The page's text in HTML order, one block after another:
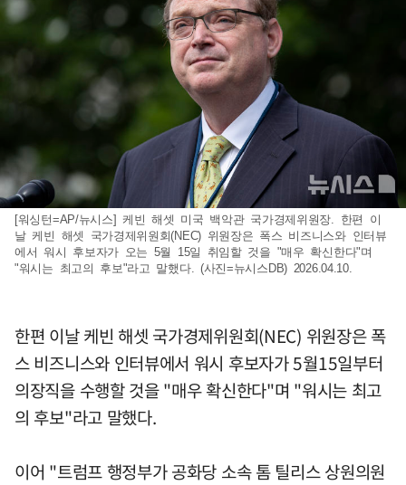
[워싱턴=AP/뉴시스] 케빈 해셋 미국 백악관 국가경제위원장. 한편 이
날 케빈 해셋 국가경제위원회(NEC) 위원장은 폭스 비즈니스와 인터뷰
에서 워시 후보자가 오는 5월 15일 취임할 것을 "매우 확신한다"며
"워시는 최고의 후보"라고 말했다. (사진=뉴시스DB) 2026.04.10.
한편 이날 케빈 해셋 국가경제위원회(NEC) 위원장은 폭
스 비즈니스와 인터뷰에서 워시 후보자가 5월15일부터
의장직을 수행할 것을 "매우 확신한다"며 "워시는 최고
의 후보"라고 말했다.
이어 "트럼프 행정부가 공화당 소속 톰 틸리스 상원의원